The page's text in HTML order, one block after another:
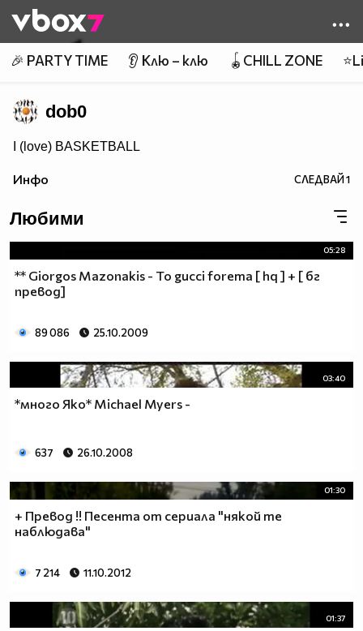
👾
🎉 PARTY TIME 👂 Клю – клю 🪀CHILL ZONE
dob0
I (love) BASKETBALL
Инфо СЛЕДВАЙ1
Любими
05:28
** Giorgos Mazonakis - To gucci forema [ hq ] + [ бг
превод]
89 086 25.10.2009
03:40
*много Яко* Michael Myers -
637 26.10.2008
01:30
+ Превод !! Песента от сериала "някой те
наблюдава"
7 214 11.10.2012
01:37